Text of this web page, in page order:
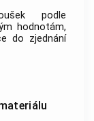
podle
hodnotám,
do zjednání